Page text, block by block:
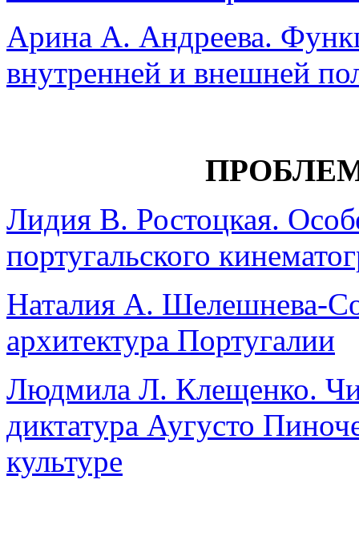
Арина А. Андреева.
внутренней и внешней
Лидия В. Ростоцкая.
португальского
Наталия А. Шелешнева-
архитектура Португалии
Людмила Л. Клещенко.
диктатура Аугусто
культуре